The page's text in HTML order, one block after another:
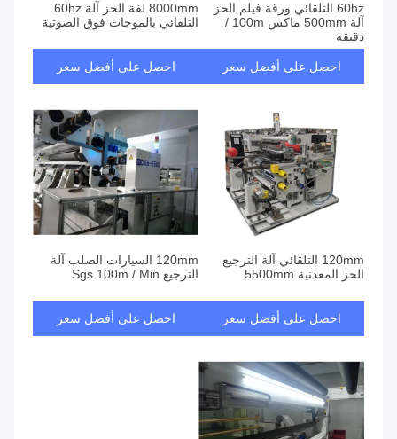
60hz التلقائي ورقة فيلم الحز
آلة 500mm ماكس 100m /
دقيقة
احصل على أفضل سعر
8000mm لفة الحز آلة 60hz
التلقائي بالموجات فوق الصوتية
احصل على أفضل سعر
120mm التلقائي آلة الترجيع
الحز المعدنية 5500mm
احصل على أفضل سعر
120mm السيارات الصلب آلة
الترجيع Sgs 100m / Min
احصل على أفضل سعر